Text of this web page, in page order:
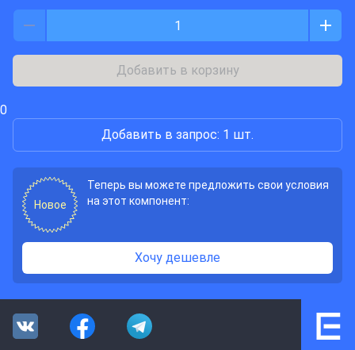
Добавить в корзину
0
Добавить в запрос: 1 шт.
Новое
Теперь вы можете предложить свои условия
на этот компонент:
Хочу дешевле